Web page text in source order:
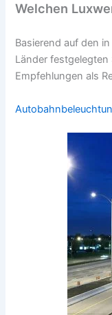
Welchen
Basierend auf den
Länder
Empfehlungen als